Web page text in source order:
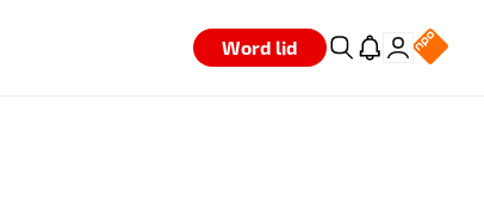
Word lid